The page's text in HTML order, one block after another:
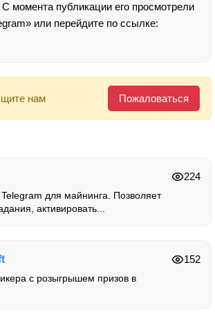
С момента публикации его просмотрели
или перейдите по ссылке:
нам Пожаловаться
для майнинга. Позволяет
активировать...
224
с розыгрышем призов в
152